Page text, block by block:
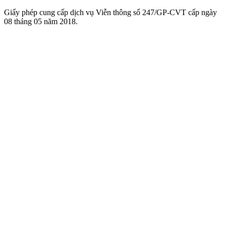
Giấy phép cung cấp dịch vụ Viễn thông số 247/GP-CVT cấp ngày
08 tháng 05 năm 2018.